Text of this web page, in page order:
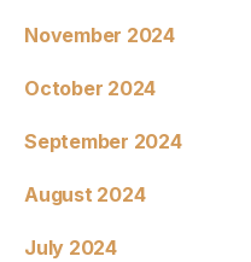
November 2024
October 2024
September 2024
August 2024
July 2024